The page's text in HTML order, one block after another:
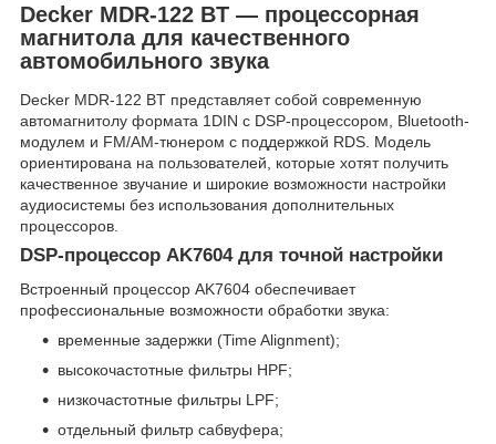
Decker MDR-122 BT — процессорная
магнитола для качественного
автомобильного звука
Decker MDR-122 BT представляет собой современную
автомагнитолу формата 1DIN с DSP-процессором, Bluetooth-
модулем и FM/AM-тюнером с поддержкой RDS. Модель
ориентирована на пользователей, которые хотят получить
качественное звучание и широкие возможности настройки
аудиосистемы без использования дополнительных
процессоров.
DSP-процессор AK7604 для точной настройки
Встроенный процессор AK7604 обеспечивает
профессиональные возможности обработки звука:
временные задержки (Time Alignment);
высокочастотные фильтры HPF;
низкочастотные фильтры LPF;
отдельный фильтр сабвуфера;